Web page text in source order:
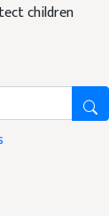
children